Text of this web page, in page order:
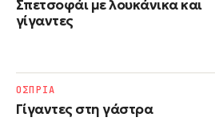
Σπετσοφάι με λουκάνικα και
γίγαντες
Γίγαντες στη γάστρα
ΟΣΠΡΙΑ